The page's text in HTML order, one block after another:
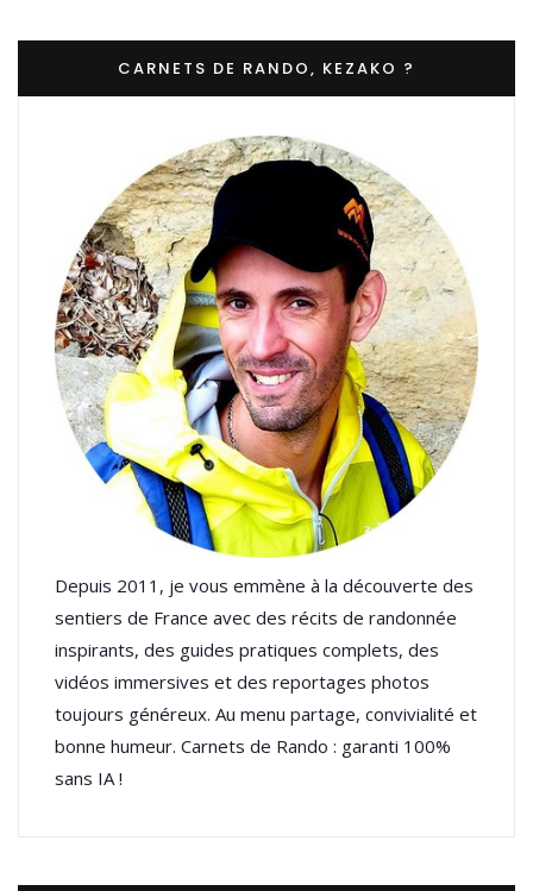
CARNETS DE RANDO, KEZAKO ?
Depuis 2011, je vous emmène à la découverte des
sentiers de France avec des récits de randonnée
inspirants, des guides pratiques complets, des
vidéos immersives et des reportages photos
toujours généreux. Au menu partage, convivialité et
bonne humeur. Carnets de Rando : garanti 100%
sans IA !